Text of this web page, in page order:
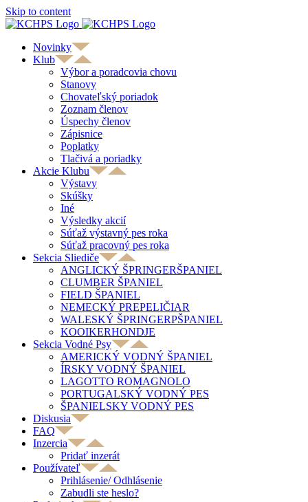
Skip to content
Novinky
Klub
Výbor a poradcovia chovu
Stanovy
Chovateľský poriadok
Zoznam členov
Úspechy členov
Zápisnice
Poplatky
Tlačivá a poriadky
Akcie Klubu
Výstavy
Skúšky
Iné
Výsledky akcií
Súťaž výstavný pes roka
Súťaž pracovný pes roka
Sekcia Sliediče
ANGLICKÝ ŠPRINGERŠPANIEL
CLUMBER ŠPANIEL
FIELD ŠPANIEL
NEMECKÝ PREPELIČIAR
WALESKÝ ŠPRINGERPŠPANIEL
KOOIKERHONDJE
Sekcia Vodné Psy
AMERICKÝ VODNÝ ŠPANIEL
ÍRSKY VODNÝ ŠPANIEL
LAGOTTO ROMAGNOLO
PORTUGALSKÝ VODNÝ PES
ŠPANIELSKY VODNÝ PES
Diskusia
FAQ
Inzercia
Pridať inzerát
Používateľ
Prihlásenie/ Odhlásenie
Zabudli ste heslo?